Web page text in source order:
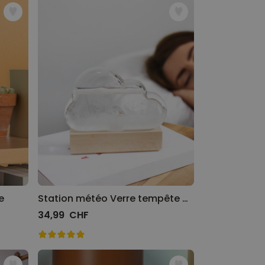
Station météo Verre tempête Nuage
34,99 CHF